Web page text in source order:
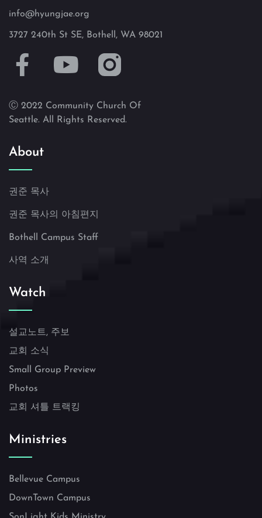
info@hyungjae.org
3727 240th St SE, Bothell, WA 98021
Ⓒ 2022 Community Church Of
Seattle. All Rights Reserved.
About
권준 목사
권준 목사의 아침편지
Bothell Campus Staff
사역 소개
Watch
설교노트, 주보
교회 소식
Small Group Preview
Photos
교회 셔틀 트랙킹
Ministries
Bellevue Campus
DownTown Campus